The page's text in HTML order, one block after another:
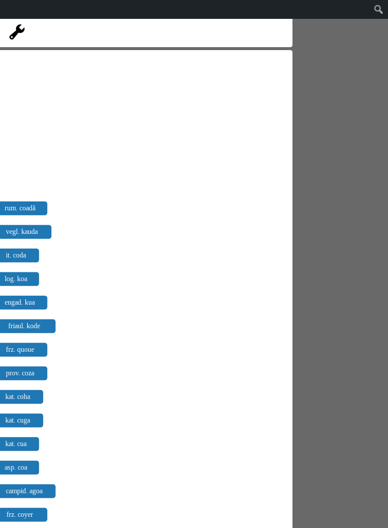
rum. coadă
vegl. kauda
it. coda
log. koa
engad. kua
friaul. kode
frz. quoue
prov. coza
kat. coha
kat. cuga
kat. cua
asp. coa
campid. agoa
frz. coyer